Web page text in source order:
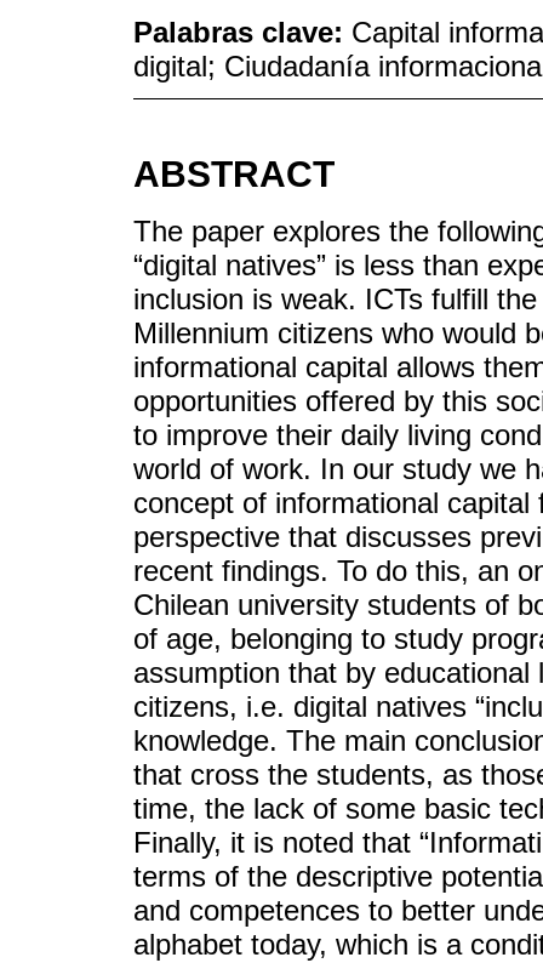
Palabras clave: Capital
digital; Ciudadanía
ABSTRACT
The paper explores the
“digital natives” is less than
inclusion is weak. ICTs fulfill
Millennium citizens who would
informational capital allows
opportunities offered by this
to improve their daily living
world of work. In our study we
concept of informational
perspective that discusses
recent findings. To do this, an
Chilean university students of
of age, belonging to study
assumption that by
citizens, i.e. digital natives
knowledge. The main
that cross the students, as
time, the lack of some basic
Finally, it is noted that
terms of the descriptive
and competences to better
alphabet today, which is a